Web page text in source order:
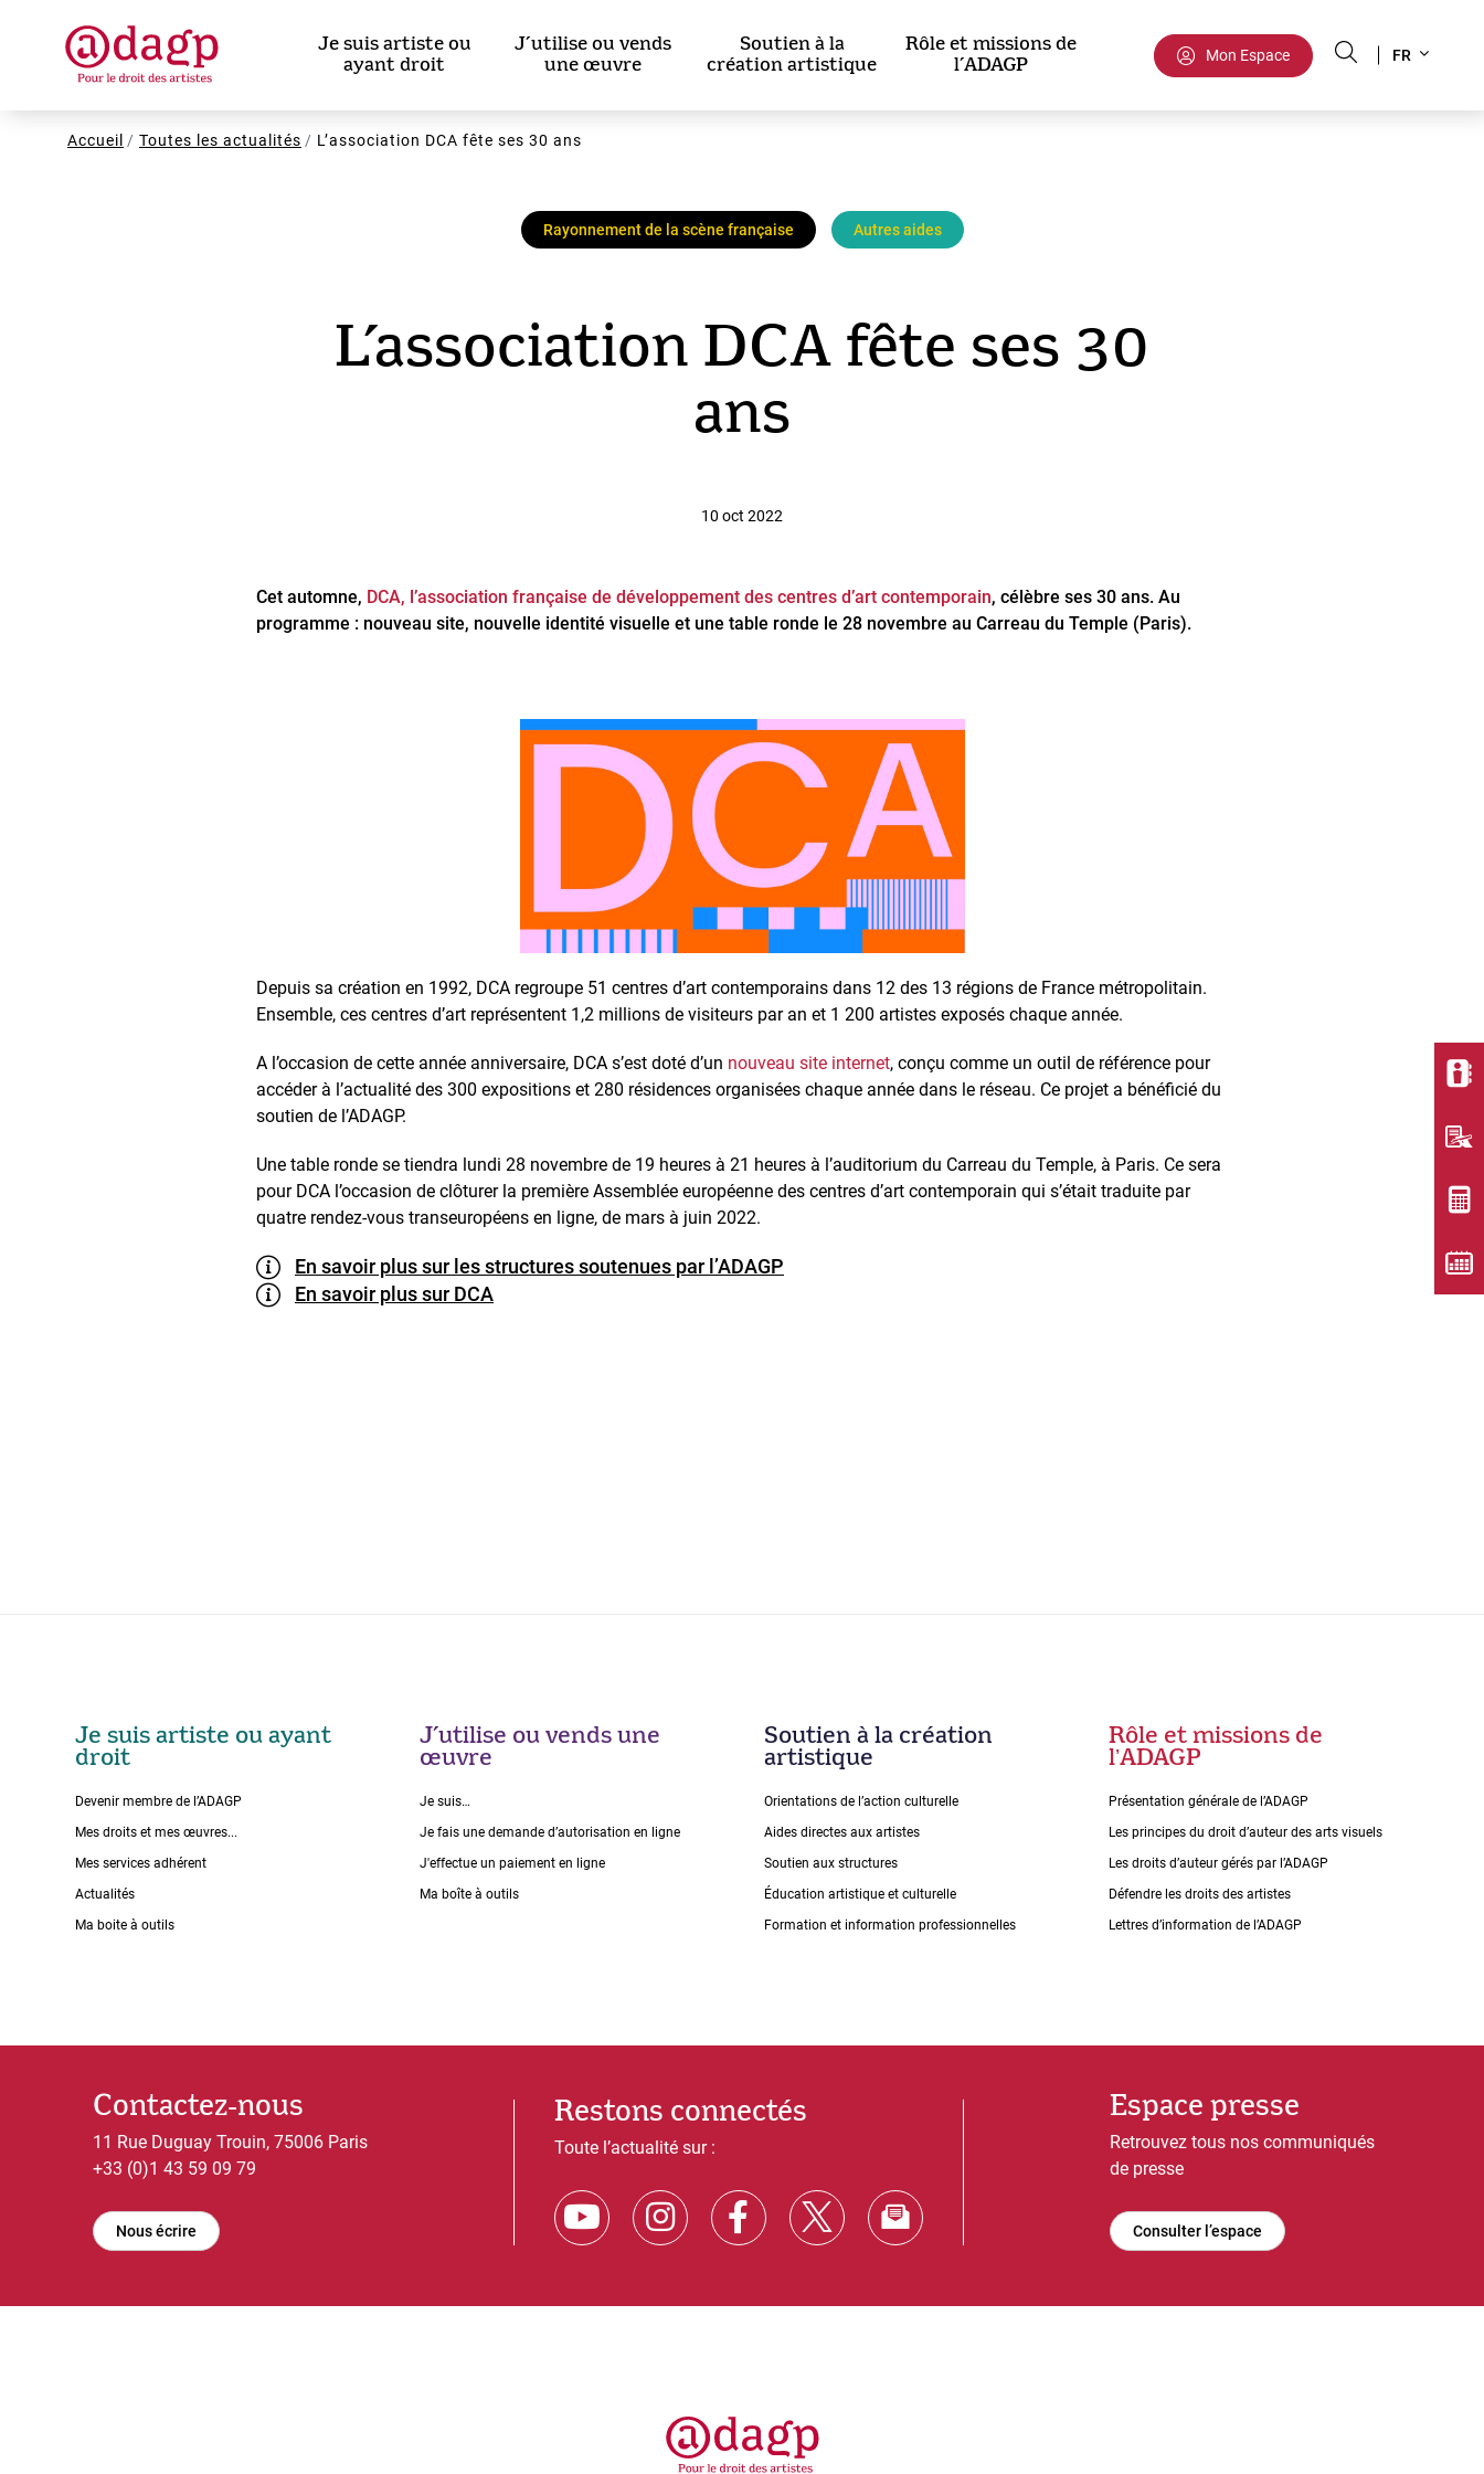
Je suis artiste ou
ayant droit
J’utilise ou vends
une œuvre
Soutien à la
création artistique
Rôle et missions de
l’ADAGP
Mon Espace
your
FR
Fil
Accueil Toutes les actualités L’association DCA fête ses 30 ans
Rayonnement de la scène française Autres aides
L’association DCA fête ses 30
ans
10 oct 2022
Cet automne, DCA, l’association française de développement des centres d’art contemporain, célèbre ses 30 ans. Au
programme : nouveau site, nouvelle identité visuelle et une table ronde le 28 novembre au Carreau du Temple (Paris).
Depuis sa création en 1992, DCA regroupe 51 centres d’art contemporains dans 12 des 13 régions de France métropolitain.
Ensemble, ces centres d’art représentent 1,2 millions de visiteurs par an et 1 200 artistes exposés chaque année.
A l’occasion de cette année anniversaire, DCA s’est doté d’un nouveau site internet, conçu comme un outil de référence pour
accéder à l’actualité des 300 expositions et 280 résidences organisées chaque année dans le réseau. Ce projet a bénéficié du
soutien de l’ADAGP.
Une table ronde se tiendra lundi 28 novembre de 19 heures à 21 heures à l’auditorium du Carreau du Temple, à Paris. Ce sera
pour DCA l’occasion de clôturer la première Assemblée européenne des centres d’art contemporain qui s’était traduite par
quatre rendez-vous transeuropéens en ligne, de mars à juin 2022.
En savoir plus sur les structures soutenues par l’ADAGP
En savoir plus sur DCA
Je suis artiste ou ayant
droit
Devenir membre de l’ADAGP
Mes droits et mes œuvres...
Mes services adhérent
Actualités
Ma boite à outils
J’utilise ou vends une
œuvre
Je suis…
Je fais une demande dʼautorisation en ligne
J'effectue un paiement en ligne
Ma boîte à outils
Soutien à la création
artistique
Orientations de lʼaction culturelle
Aides directes aux artistes
Soutien aux structures
Éducation artistique et culturelle
Formation et information professionnelles
Rôle et missions de
lʼADAGP
Présentation générale de l’ADAGP
Les principes du droit dʼauteur des arts visuels
Les droits dʼauteur gérés par lʼADAGP
Défendre les droits des artistes
Lettres dʼinformation de lʼADAGP
Contactez-nous
11 Rue Duguay Trouin, 75006 Paris
+33 (0)1 43 59 09 79
Nous écrire
Restons connectés
Toute l’actualité sur :
Espace presse
Retrouvez tous nos communiqués
de presse
Consulter l’espace